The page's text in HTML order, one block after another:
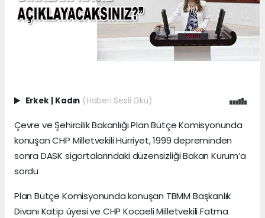
Erkek | Kadın (Haberi Sesli Oku)
Çevre ve Şehircilik Bakanlığı Plan Bütçe Komisyonunda
konuşan CHP Milletvekili Hürriyet, 1999 depreminden
sonra DASK sigortalarındaki düzensizliği Bakan Kurum’a
sordu
Plan Bütçe Komisyonunda konuşan TBMM Başkanlık
Divanı Katip üyesi ve CHP Kocaeli Milletvekili Fatma